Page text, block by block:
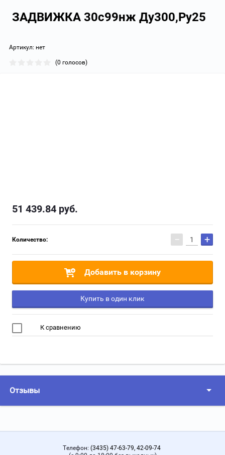
ЗАДВИЖКА 30с99нж Ду300,Ру25
Артикул: нет
(0 голосов)
51 439.84 руб.
Количество: − +
Добавить в корзину
Купить в один клик
К сравнению
Отзывы
Телефон: (3435) 47-63-79, 42-09-74